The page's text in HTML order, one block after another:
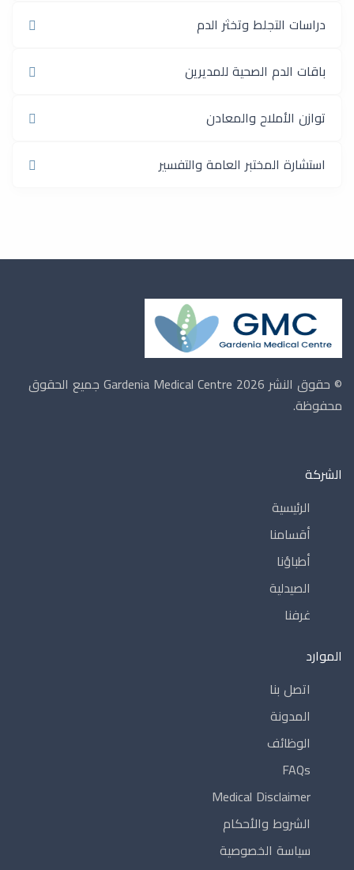
دراسات التجلط وتخثر الدم
باقات الدم الصحية للمديرين
توازن الأملاح والمعادن
استشارة المختبر العامة والتفسير
© حقوق النشر 2026 Gardenia Medical Centre
جميع الحقوق
محفوظة.
الشركة
الرئيسية
أقسامنا
أطباؤنا
الصيدلية
غرفنا
الموارد
اتصل بنا
المدونة
الوظائف
FAQs
Medical Disclaimer
الشروط والأحكام
سياسة الخصوصية